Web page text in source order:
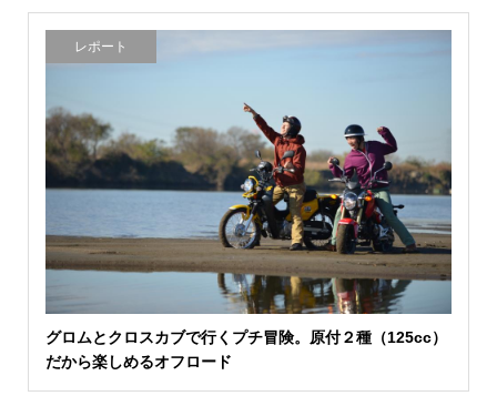
レポート
グロムとクロスカブで行くプチ冒険。原付２種（125cc）
だから楽しめるオフロード